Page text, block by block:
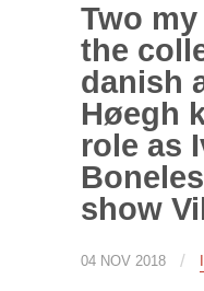
Two
the
danish
Høegh
role as
show
04 NOV 2018 /